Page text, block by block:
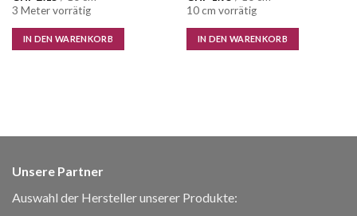
3 Meter vorrätig
IN DEN WARENKORB
10 cm vorrätig
IN DEN WARENKORB
Unsere Partner
Auswahl der Hersteller unserer Produkte: